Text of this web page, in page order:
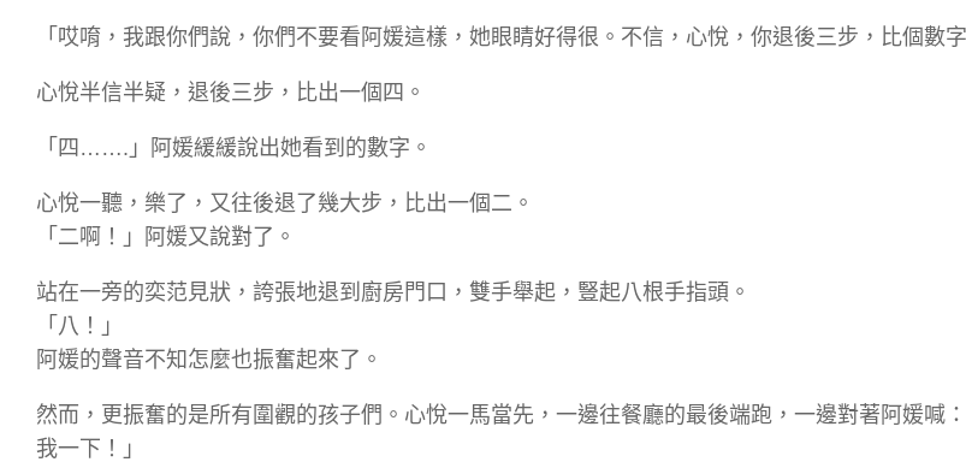
「哎唷，我跟你們說，你們不要看阿媛這樣，她眼睛好得很。不信，心悅，你退後三步，比個數字
心悅半信半疑，退後三步，比出一個四。
「四…….」阿媛緩緩說出她看到的數字。
心悅一聽，樂了，又往後退了幾大步，比出一個二。
「二啊！」阿媛又說對了。
站在一旁的奕范見狀，誇張地退到廚房門口，雙手舉起，豎起八根手指頭。
「八！」
阿媛的聲音不知怎麼也振奮起來了。
然而，更振奮的是所有圍觀的孩子們。心悅一馬當先，一邊往餐廳的最後端跑，一邊對著阿媛喊
我一下！」